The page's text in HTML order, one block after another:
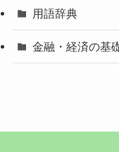
用語辞典
金融・経済の基